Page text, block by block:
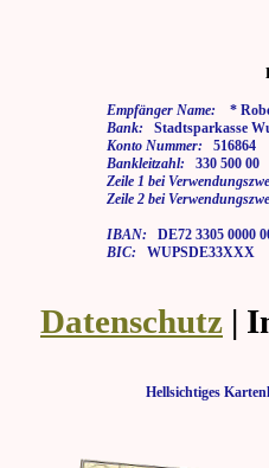
Empfänger Name: *
Bank: Stadtsparkasse
Konto Nummer: 516864
Bankleitzahl: 330 500 00
Zeile 1 bei
Zeile 2 bei
IBAN: DE72 3305 0000
BIC: WUPSDE33XXX
Datenschutz |
Hellsichtiges